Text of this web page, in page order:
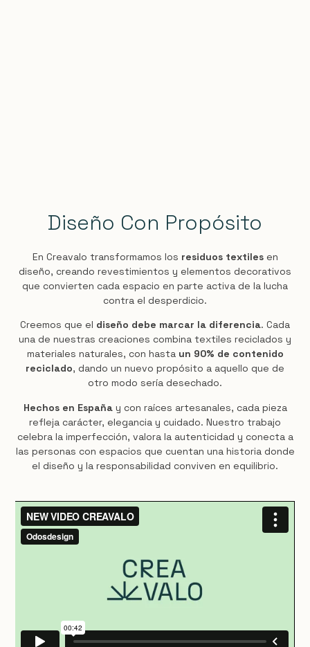
Diseño Con Propósito
En Creavalo transformamos los residuos textilesen
diseño, creando revestimientos y elementos decorativos
que convierten cada espacio en parte activa de la lucha
contra el desperdicio.
Creemos que el diseño debe marcar la diferencia. Cada
una de nuestras creaciones combina textiles reciclados y
materiales naturales, con hasta un 90% de contenido
reciclado, dando un nuevo propósito a aquello que de
otro modo sería desechado.
Hechos en España y con raíces artesanales, cada pieza
refleja carácter, elegancia y cuidado. Nuestro trabajo
celebra la imperfección, valora la autenticidad y conecta a
las personas con espacios que cuentan una historia donde
el diseño y la responsabilidad conviven en equilibrio.